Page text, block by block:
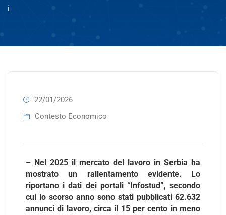
i
22/01/2026
Contesto Economico
– Nel 2025 il mercato del lavoro in Serbia ha
mostrato un rallentamento evidente. Lo
riportano i dati dei portali “Infostud”, secondo
cui lo scorso anno sono stati pubblicati 62.632
annunci di lavoro, circa il 15 per cento in meno